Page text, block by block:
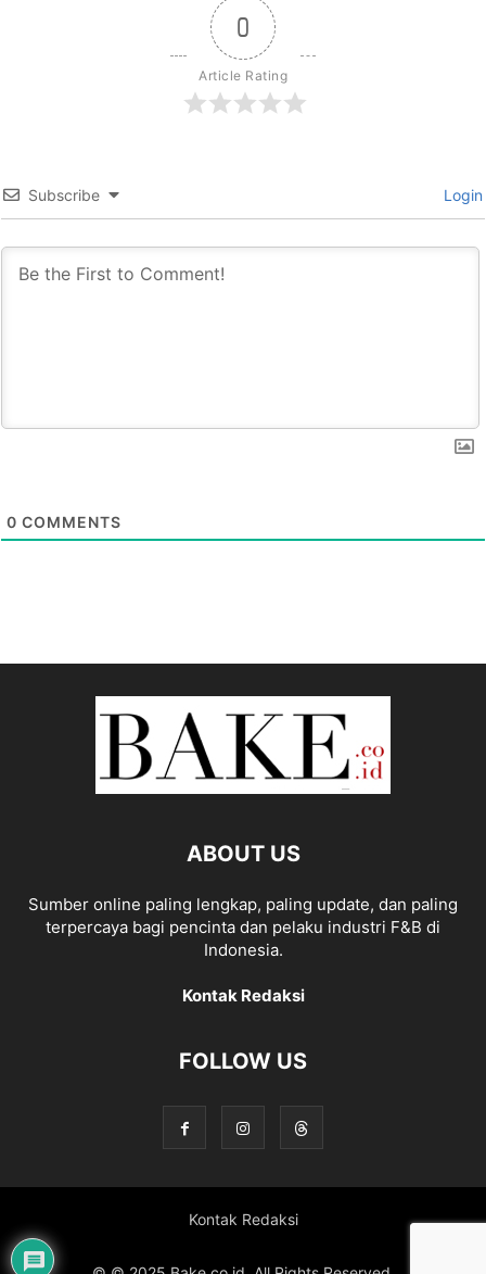
0
Article Rating
Subscribe Login
0 COMMENTS
ABOUT US
Sumber online paling lengkap, paling update, dan paling
terpercaya bagi pencinta dan pelaku industri F&B di
Indonesia.
Kontak Redaksi
FOLLOW US
Kontak Redaksi